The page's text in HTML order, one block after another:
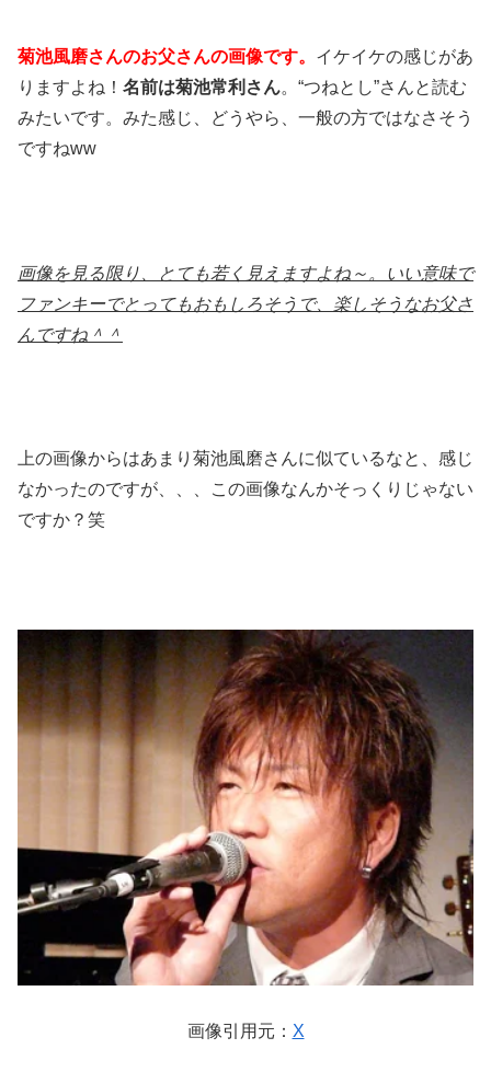
菊池風磨さんのお父さんの画像です。 イケイケの感じがあ
りますよね！ 名前は菊池常利さん。“つねとし”さんと読む
みたいです。みた感じ、どうやら、一般の方ではなさそう
ですねww
画像を見る限り、とても若く見えますよね～。いい意味で
ファンキーでとってもおもしろそうで、楽しそうなお父さ
んですね＾＾
上の画像からはあまり菊池風磨さんに似ているなと、感じ
なかったのですが、、、この画像なんかそっくりじゃない
ですか？笑
画像引用元： X